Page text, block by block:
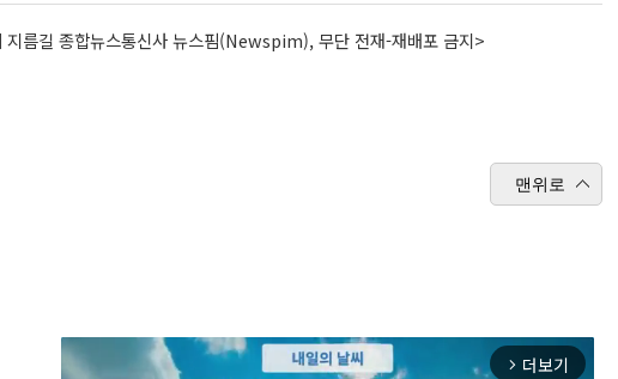
지름길 종합뉴스통신사 뉴스핌(Newspim), 무단 전재-재배포 금지>
맨위로
arrow_forward_ios 더보기